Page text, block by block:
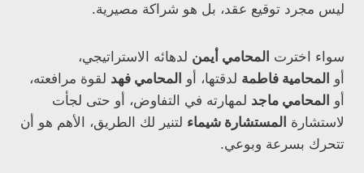
ليس مجرد توقيع عقد، بل هو شراكة مصيرية.
سواء اخترت المحامي أيمن لدهائه الاستراتيجي،
أو المحامية فاطمة لدقتها، أو المحامي فهد لقوة مرافعته،
أو المحامي ماجد لمهارته في التفاوض، أو حتى لجأت
لاستشارة المستشارة شيماء لتنير لك الطريق، الأهم هو أن
تتحرك بسرعة وبوعي.